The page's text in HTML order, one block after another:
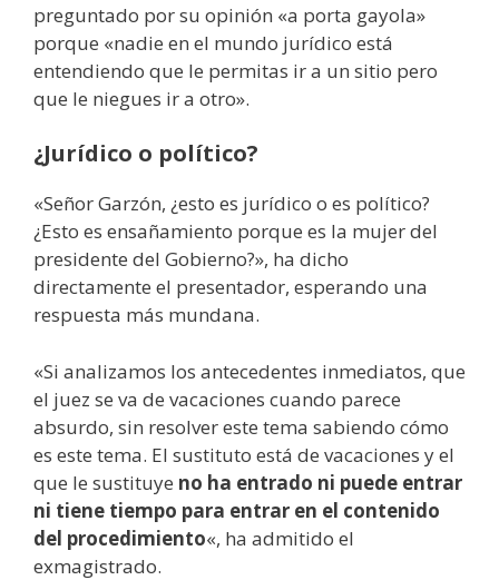
preguntado por su opinión «a porta gayola»
porque «nadie en el mundo jurídico está
entendiendo que le permitas ir a un sitio pero
que le niegues ir a otro».
¿Jurídico o político?
«Señor Garzón, ¿esto es jurídico o es político?
¿Esto es ensañamiento porque es la mujer del
presidente del Gobierno?», ha dicho
directamente el presentador, esperando una
respuesta más mundana.
«Si analizamos los antecedentes inmediatos, que
el juez se va de vacaciones cuando parece
absurdo, sin resolver este tema sabiendo cómo
es este tema. El sustituto está de vacaciones y el
que le sustituye no ha entrado ni puede entrar
ni tiene tiempo para entrar en el contenido
del procedimiento«, ha admitido el
exmagistrado.